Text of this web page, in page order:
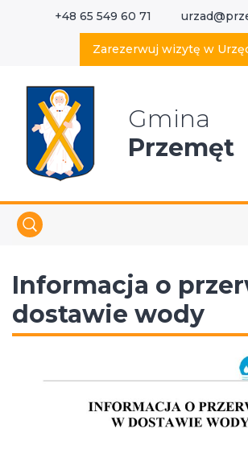
+48 65 549 60 71
Zarezerwuj wizytę w
Gmina
Przemęt
Informacja o
dostawie wody
Wyszukaj w serwisie